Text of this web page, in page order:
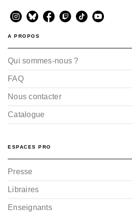
A PROPOS
Qui sommes-nous ?
FAQ
Nous contacter
Catalogue
ESPACES PRO
Presse
Libraires
Enseignants